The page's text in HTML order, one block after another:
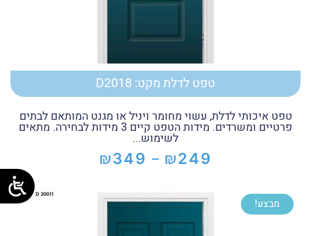
טפט לדלת מקט: D2018
טפט איכותי לדלת, עשוי מחומר ויניל או מגנט המותאם לבתים
פרטיים ומשרדים. מידות הטפט קיים 3 מידות לבחירה. מתאים
לשימוש...
₪249
–
₪349טווח
עד
מבצע!